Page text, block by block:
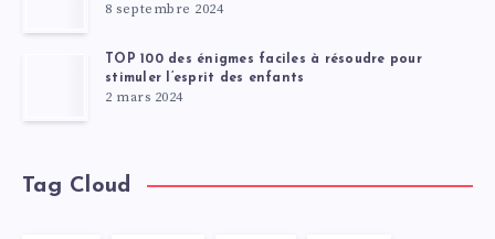
8 septembre 2024
TOP 100 des énigmes faciles à résoudre pour
stimuler l’esprit des enfants
2 mars 2024
Tag Cloud